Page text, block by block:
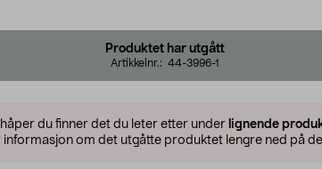
Produktet har utgått
Artikkelnr.: 44-3996-1
du finner det du leter etter under lignende
informasjon om det utgåtte produktet lengre ned på